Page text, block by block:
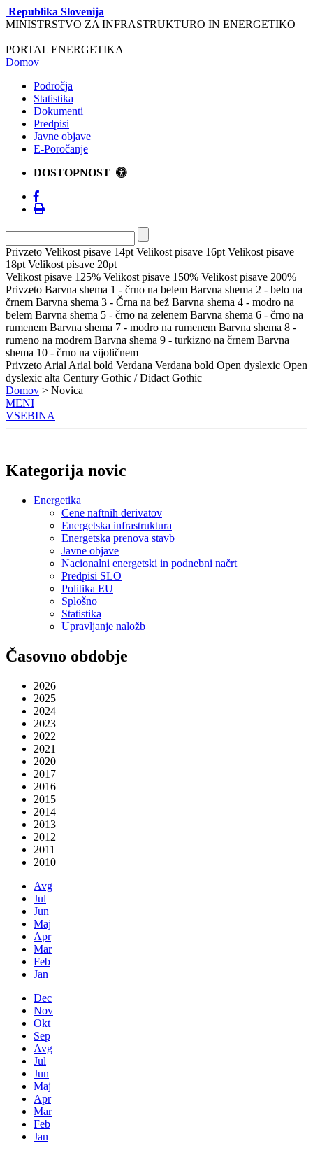
Republika Slovenija
MINISTRSTVO ZA INFRASTRUKTURO IN ENERGETIKO
PORTAL ENERGETIKA
Domov
Področja
Statistika
Dokumenti
Predpisi
Javne objave
E-Poročanje
DOSTOPNOST
Privzeto Velikost pisave 14pt Velikost pisave 16pt Velikost pisave
18pt Velikost pisave 20pt
Velikost pisave 125% Velikost pisave 150% Velikost pisave 200%
Privzeto Barvna shema 1 - črno na belem Barvna shema 2 - belo na
črnem Barvna shema 3 - Črna na bež Barvna shema 4 - modro na
belem Barvna shema 5 - črno na zelenem Barvna shema 6 - črno na
rumenem Barvna shema 7 - modro na rumenem Barvna shema 8 -
rumeno na modrem Barvna shema 9 - turkizno na črnem Barvna
shema 10 - črno na vijoličnem
Privzeto Arial Arial bold Verdana Verdana bold Open dyslexic Open
dyslexic alta Century Gothic / Didact Gothic
Domov > Novica
MENI
VSEBINA
Kategorija novic
Energetika
Cene naftnih derivatov
Energetska infrastruktura
Energetska prenova stavb
Javne objave
Nacionalni energetski in podnebni načrt
Predpisi SLO
Politika EU
Splošno
Statistika
Upravljanje naložb
Časovno obdobje
2026
2025
2024
2023
2022
2021
2020
2017
2016
2015
2014
2013
2012
2011
2010
Avg
Jul
Jun
Maj
Apr
Mar
Feb
Jan
Dec
Nov
Okt
Sep
Avg
Jul
Jun
Maj
Apr
Mar
Feb
Jan